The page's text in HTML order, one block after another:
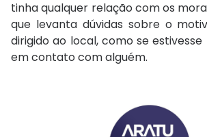
tinha qualquer relação com os
que levanta dúvidas sobre o
dirigido ao local, como se
em contato com alguém.